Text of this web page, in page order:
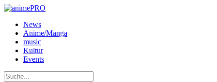
News
Anime/Manga
music
Kultur
Events